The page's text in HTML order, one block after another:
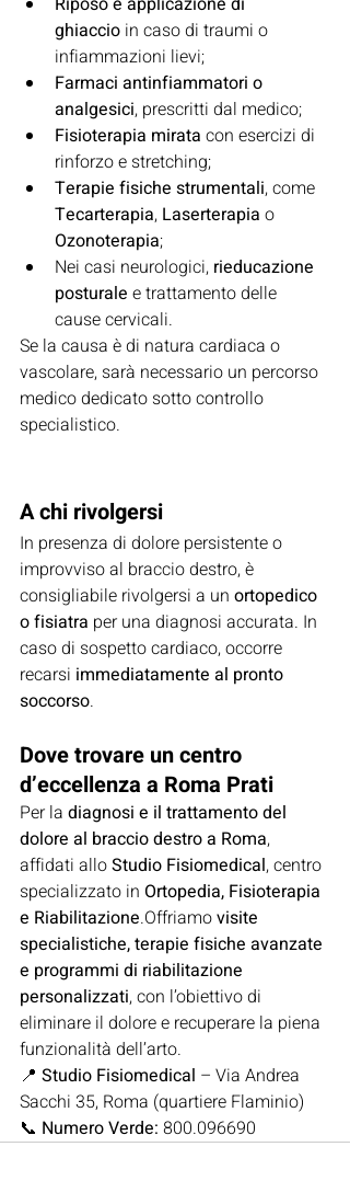
ghiaccio in caso di traumi o
infiammazioni lievi;
Farmaci antinfiammatori o
analgesici, prescritti dal medico;
Fisioterapia mirata con esercizi di
rinforzo e stretching;
Terapie fisiche strumentali, come
Tecarterapia, Laserterapia o
Ozonoterapia;
Nei casi neurologici, rieducazione
posturale e trattamento delle
cause cervicali.
Se la causa è di natura cardiaca o
vascolare, sarà necessario un percorso
medico dedicato sotto controllo
specialistico.
A chi rivolgersi
In presenza di dolore persistente o
improvviso al braccio destro, è
consigliabile rivolgersi a un ortopedico
o fisiatra per una diagnosi accurata. In
caso di sospetto cardiaco, occorre
recarsi immediatamente al pronto
soccorso.
Dove trovare un centro
d’eccellenza a Roma Prati
Per la diagnosi e il trattamento del
dolore al braccio destro a Roma,
affidati allo Studio Fisiomedical, centro
specializzato in Ortopedia, Fisioterapia
e Riabilitazione.Offriamo visite
specialistiche, terapie fisiche avanzate
e programmi di riabilitazione
personalizzati, con l’obiettivo di
eliminare il dolore e recuperare la piena
funzionalità dell’arto.
📍 Studio Fisiomedical – Via Andrea
Sacchi 35, Roma (quartiere Flaminio)
📞 Numero Verde: 800.096690